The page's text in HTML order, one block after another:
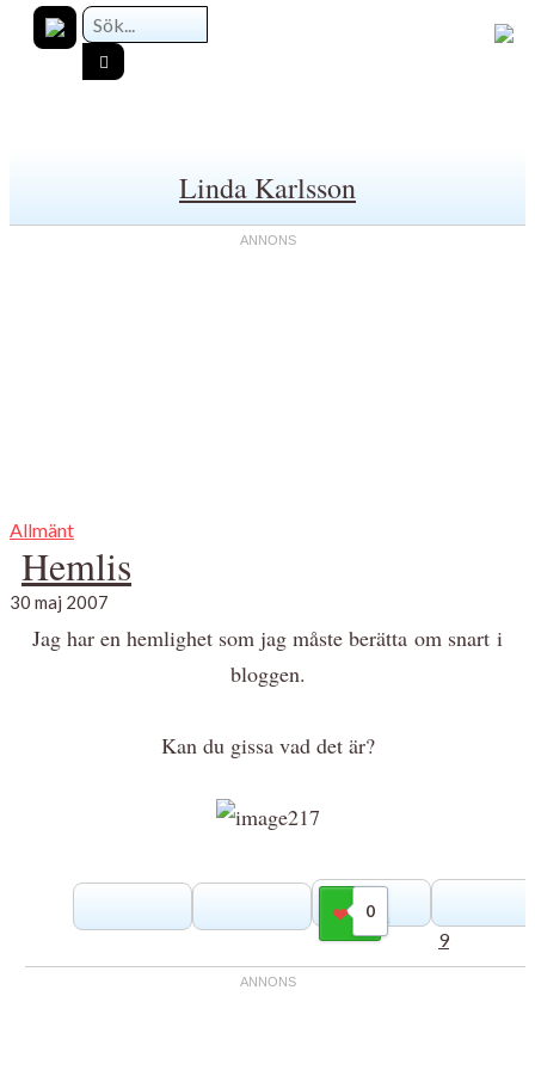
Linda Karlsson
Allmänt
Hemlis
30 maj 2007
Jag har en hemlighet som jag måste berätta om snart i
bloggen.
Kan du gissa vad det är?
0
Gilla
9